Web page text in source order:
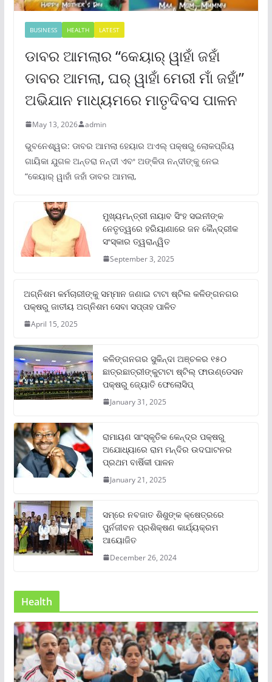
BUSINESS HEALTH LATEST
ଡାବର ଆମଲାର “କେୟାର୍ ୱାହାଁ ଜହାଁ
ଡାବର ଆମଲା, ଘର୍ ୱାହାଁ ମେରୀ ମାଁ ଜହାଁ”
ଅଭିଯାନ ମାଧ୍ୟମରେ ମାତୃଦିବସ ପାଳନ
May 13, 2026 admin
ଭୁବନେଶ୍ୱର: ଡାବର ଆମଲା ହେୟାର ଅଏଲ୍ ପକ୍ଷରୁ ଲୋକପ୍ରିୟ
ଗାୟିକା ଯୁଗଳ ଅନ୍ତରା ନନ୍ଦୀ ଏବଂ ଅଙ୍କିତା ନନ୍ଦୀଙ୍କୁ ନେଇ
“କେୟାର୍ ୱାହାଁ ଜହାଁ ଡାବର ଆମଲା,
ମୁଖ୍ୟମନ୍ତ୍ରୀ ନାୟାବ ସିଂହ ସଇନୀଙ୍କ
ନେତୃତ୍ୱରେ ହରିୟାଣାରେ ଜନ କୈନ୍ଦ୍ରୀକ
ସଂସ୍କାର ତ୍ୱରାନ୍ୱିତ
September 3, 2025
ଅଗ୍ନିଶମ କର୍ମଚାରୀଙ୍କୁ ସମ୍ମାନ ଜଣାଇ ଟାଟା ଷ୍ଟିଲ କଳିଙ୍ଗନଗର
ପକ୍ଷରୁ ଜାତୀୟ ଅଗ୍ନିଶମ ସେବା ସପ୍ତାହ ପାଳିତ
April 15, 2025
କଳିଙ୍ଗନଗର ସୁକିନ୍ଦା ଅଞ୍ଚଳର ୧୫୦
ଛାତ୍ରଛାତ୍ରୀଙ୍କୁଟାଟା ଷ୍ଟିଲ୍ ଫାଉଣ୍ଡେସନ
ପକ୍ଷରୁ ଜ୍ୟୋତି ଫେଲୋସିପ୍‌
January 31, 2025
ରାମାୟଣ ସାଂସ୍କୃତିକ କେନ୍ଦ୍ର ପକ୍ଷରୁ
ଅଯୋଧ୍ୟାରେ ରାମ ମନ୍ଦିର ଉଦଘାଟନର
ପ୍ରଥମ ବାର୍ଷିକୀ ପାଳନ
January 21, 2025
ସମ୍‌ରେ ନବଜାତ ଶିଶୁଙ୍କ କ୍ଷେତ୍ରରେ
ପୁର୍ନଜୀବନ ପ୍ରଶିକ୍ଷଣ କାର୍ଯ୍ୟକ୍ରମ
ଆୟୋଜିତ
December 26, 2024
Health